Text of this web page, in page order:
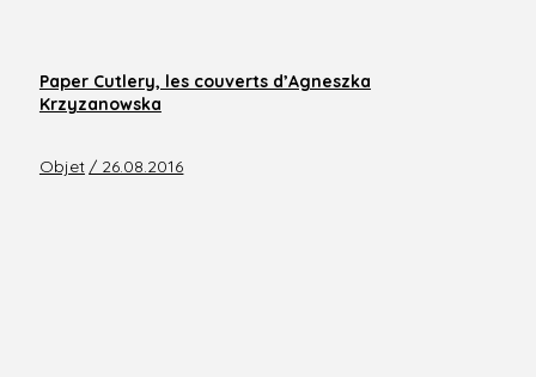
Paper Cutlery, les couverts d’Agneszka
Krzyzanowska
Objet / 26.08.2016